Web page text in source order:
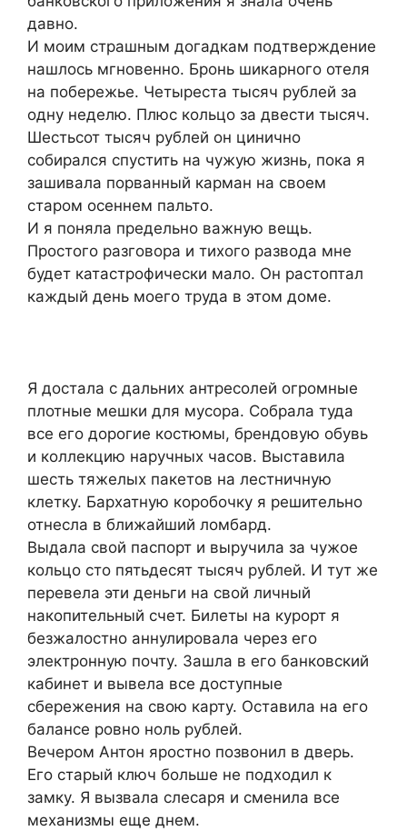
давно.
И моим страшным догадкам подтверждение
нашлось мгновенно. Бронь шикарного отеля
на побережье. Четыреста тысяч рублей за
одну неделю. Плюс кольцо за двести тысяч.
Шестьсот тысяч рублей он цинично
собирался спустить на чужую жизнь, пока я
зашивала порванный карман на своем
старом осеннем пальто.
И я поняла предельно важную вещь.
Простого разговора и тихого развода мне
будет катастрофически мало. Он растоптал
каждый день моего труда в этом доме.
Я достала с дальних антресолей огромные
плотные мешки для мусора. Собрала туда
все его дорогие костюмы, брендовую обувь
и коллекцию наручных часов. Выставила
шесть тяжелых пакетов на лестничную
клетку. Бархатную коробочку я решительно
отнесла в ближайший ломбард.
Выдала свой паспорт и выручила за чужое
кольцо сто пятьдесят тысяч рублей. И тут же
перевела эти деньги на свой личный
накопительный счет. Билеты на курорт я
безжалостно аннулировала через его
электронную почту. Зашла в его банковский
кабинет и вывела все доступные
сбережения на свою карту. Оставила на его
балансе ровно ноль рублей.
Вечером Антон яростно позвонил в дверь.
Его старый ключ больше не подходил к
замку. Я вызвала слесаря и сменила все
механизмы еще днем.